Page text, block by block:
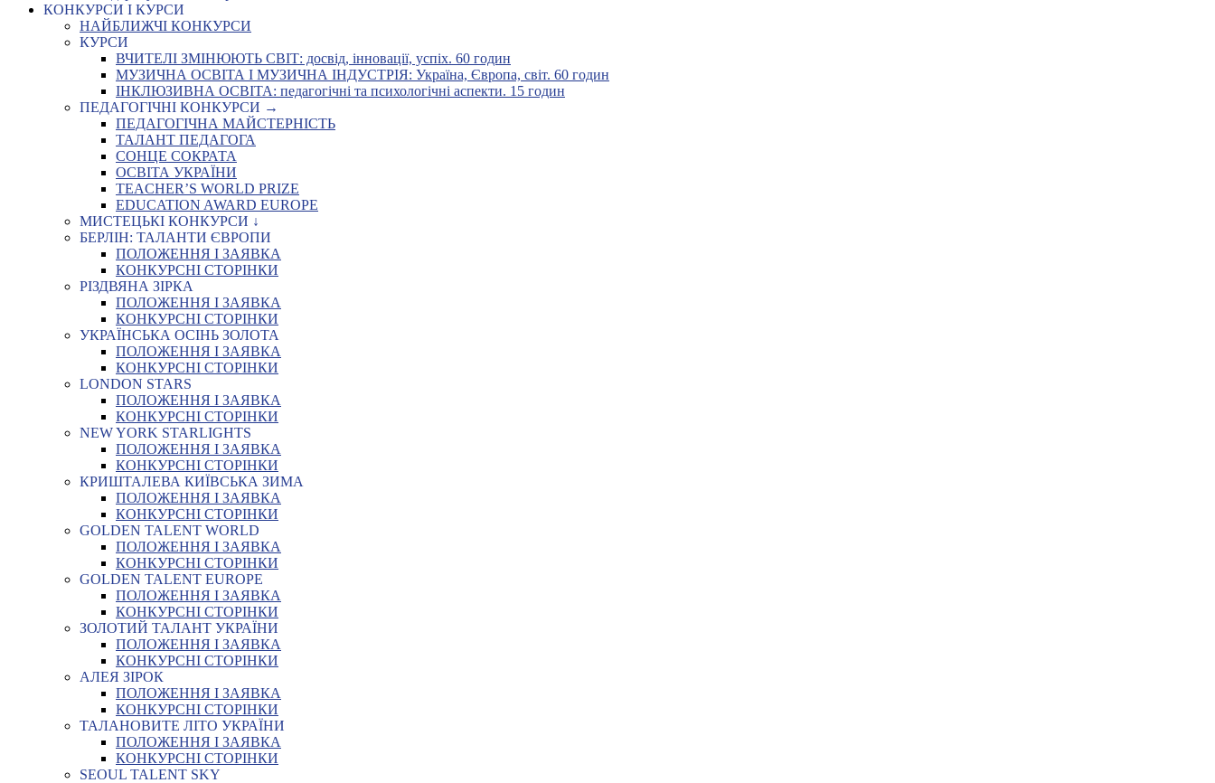
КОНКУРСИ І КУРСИ
НАЙБЛИЖЧІ КОНКУРСИ
КУРСИ
ВЧИТЕЛІ ЗМІНЮЮТЬ СВІТ: досвід, інновації, успіх. 60 годин
МУЗИЧНА ОСВІТА І МУЗИЧНА ІНДУСТРІЯ: Україна, Європа, світ. 60 годин
ІНКЛЮЗИВНА ОСВІТА: педагогічні та психологічні аспекти. 15 годин
ПЕДАГОГІЧНІ КОНКУРСИ →
ПЕДАГОГІЧНА МАЙСТЕРНІСТЬ
ТАЛАНТ ПЕДАГОГА
СОНЦЕ СОКРАТА
ОСВІТА УКРАЇНИ
TEACHER’S WORLD PRIZE
EDUCATION AWARD EUROPE
МИСТЕЦЬКІ КОНКУРСИ ↓
БЕРЛІН: ТАЛАНТИ ЄВРОПИ
ПОЛОЖЕННЯ І ЗАЯВКА
КОНКУРСНІ СТОРІНКИ
РІЗДВЯНА ЗІРКА
ПОЛОЖЕННЯ І ЗАЯВКА
КОНКУРСНІ СТОРІНКИ
УКРАЇНСЬКА ОСІНЬ ЗОЛОТА
ПОЛОЖЕННЯ І ЗАЯВКА
КОНКУРСНІ СТОРІНКИ
LONDON STARS
ПОЛОЖЕННЯ І ЗАЯВКА
КОНКУРСНІ СТОРІНКИ
NEW YORK STARLIGHTS
ПОЛОЖЕННЯ І ЗАЯВКА
КОНКУРСНІ СТОРІНКИ
КРИШТАЛЕВА КИЇВСЬКА ЗИМА
ПОЛОЖЕННЯ І ЗАЯВКА
КОНКУРСНІ СТОРІНКИ
GOLDEN TALENT WORLD
ПОЛОЖЕННЯ І ЗАЯВКА
КОНКУРСНІ СТОРІНКИ
GOLDEN TALENT EUROPE
ПОЛОЖЕННЯ І ЗАЯВКА
КОНКУРСНІ СТОРІНКИ
ЗОЛОТИЙ ТАЛАНТ УКРАЇНИ
ПОЛОЖЕННЯ І ЗАЯВКА
КОНКУРСНІ СТОРІНКИ
АЛЕЯ ЗІРОК
ПОЛОЖЕННЯ І ЗАЯВКА
КОНКУРСНІ СТОРІНКИ
ТАЛАНОВИТЕ ЛІТО УКРАЇНИ
ПОЛОЖЕННЯ І ЗАЯВКА
КОНКУРСНІ СТОРІНКИ
SEOUL TALENT SKY